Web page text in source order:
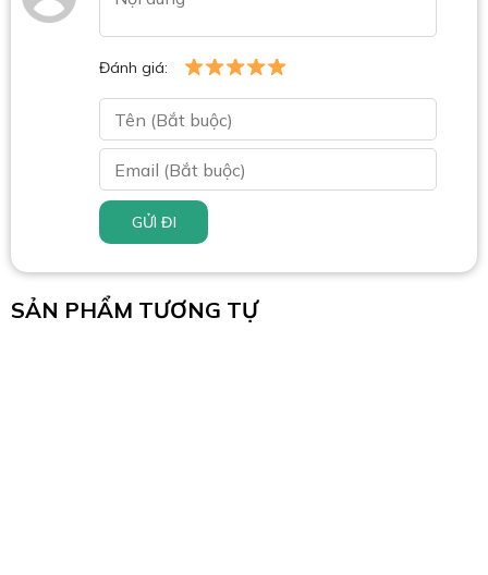
Đánh giá:
GỬI ĐI
SẢN PHẨM TƯƠNG TỰ